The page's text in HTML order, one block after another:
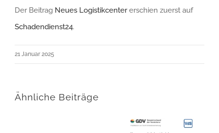
Der Beitrag Neues Logistikcentererschien zuerst auf
Schadendienst24.
21 Januar 2025
Ähnliche Beiträge